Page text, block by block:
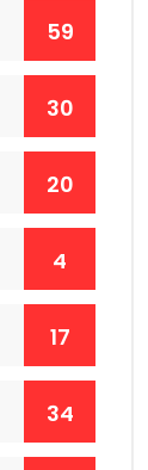
59
30
20
4
17
34